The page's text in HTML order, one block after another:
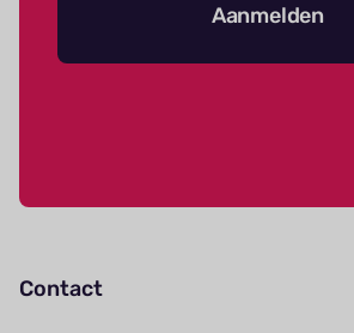
Aanmelden
Contact